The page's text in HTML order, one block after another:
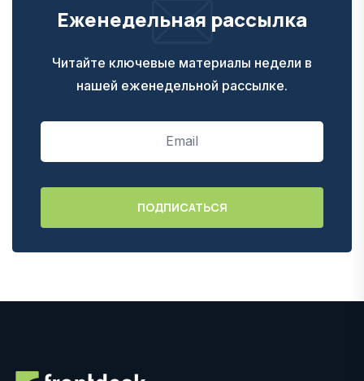
Еженедельная рассылка
Читайте ключевые материалы недели в
нашей еженедельной рассылке.